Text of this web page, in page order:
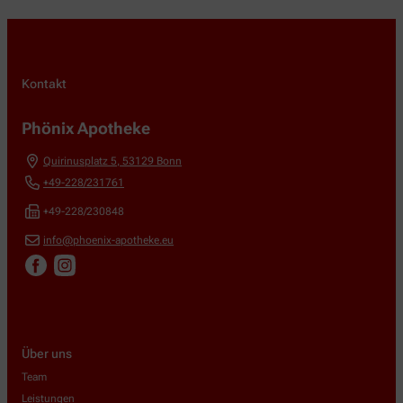
Kontakt
Phönix Apotheke
Quirinusplatz 5, 53129 Bonn
+49-228/231761
+49-228/230848
info@phoenix-apotheke.eu
Über uns
Team
Leistungen